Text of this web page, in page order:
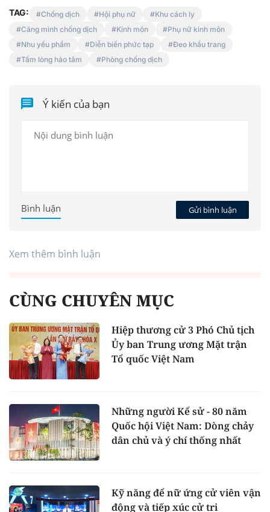
TAG: Chống dịch Hội phụ nữ
Khu cách ly
Căng mình chống dịch
Kinh môn
Phụ nữ kinh môn
Nhu yếu phẩm
Diễn biến phức tạp
Đeo khẩu trang
Tấm lòng hảo tâm
Phòng chống dịch
Ý kiến của bạn
Gửi bình luận
Bình luận
Xem thêm bình luận
CÙNG CHUYÊN MỤC
Hiệp thương cử 3 Phó Chủ tịch
Ủy ban Trung ương Mặt trận
Tổ quốc Việt Nam
Những người Kể sử - 80 năm
Quốc hội Việt Nam: Dòng chảy
dân chủ và ý chí thống nhất
Kỹ năng để nữ ứng cử viên vận
động và tiếp xúc cử tri